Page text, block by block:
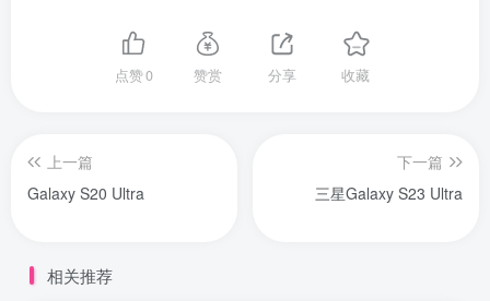
点赞0 赞赏 分享 收藏
上一篇
Galaxy S20 Ultra
下一篇
三星Galaxy S23 Ultra
相关推荐